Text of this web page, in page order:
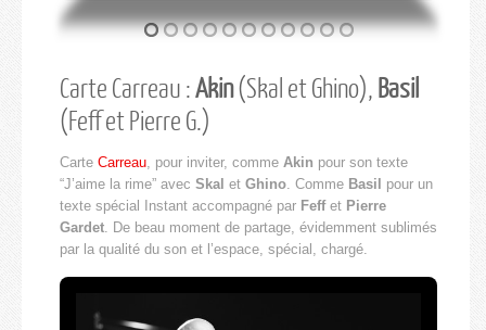
Carte Carreau :Akin(Skal et Ghino), Basil
(Feff et Pierre G.)
Carte Carreau, pour inviter, comme Akin pour son texte
“J’aime la rime” avec Skal et Ghino. Comme Basil
pour un
texte spécial Instant accompagné par Feffet Pierre
Gardet. De beau moment de partage, évidemment sublimés
par la qualité du son et l’espace, spécial, chargé.